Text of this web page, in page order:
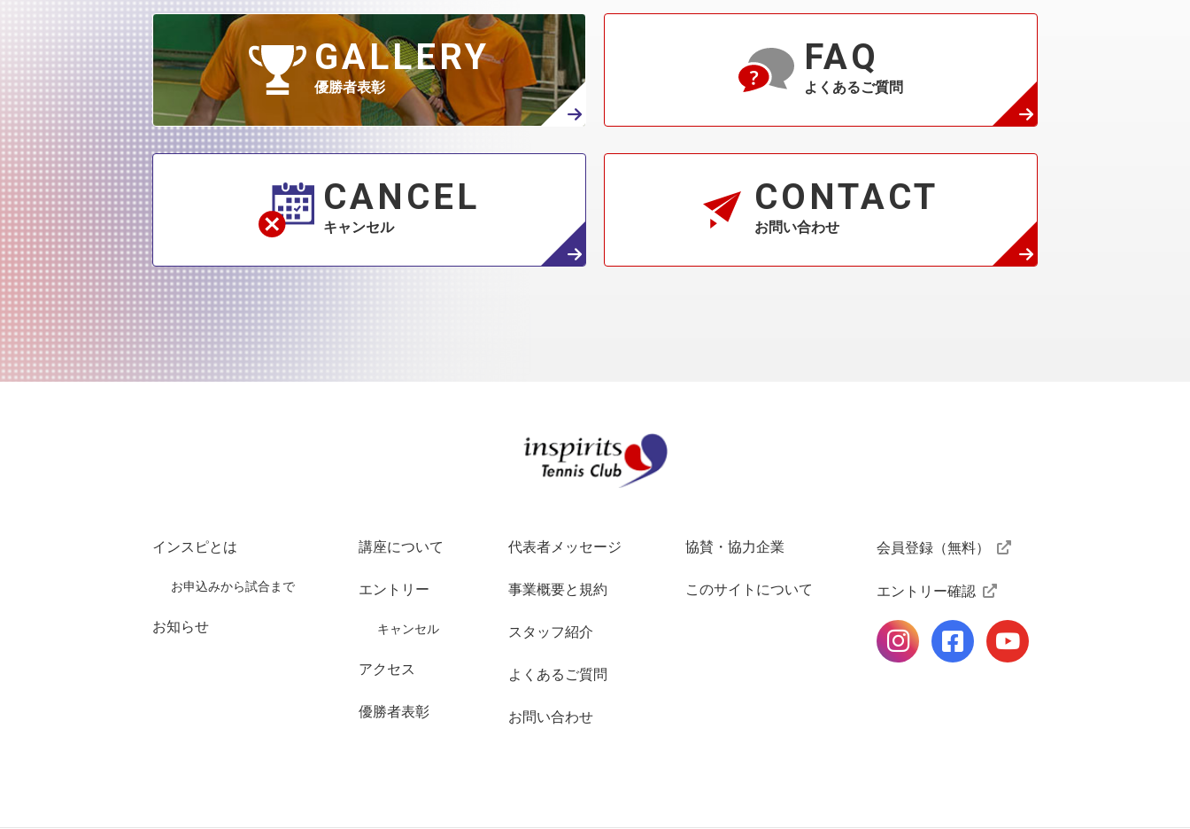
GALLERY
優勝者表彰
FAQ
よくあるご質問
CANCEL
キャンセル
CONTACT
お問い合わせ
インスピとは
お申込みから試合まで
お知らせ
講座について
エントリー
キャンセル
アクセス
優勝者表彰
代表者メッセージ
事業概要と規約
スタッフ紹介
よくあるご質問
お問い合わせ
協賛・協力企業
このサイトについて
会員登録（無料）
エントリー確認
公式Instagramページ
公式facebookページ